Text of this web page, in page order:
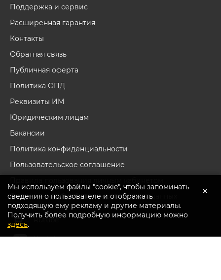
Перейти в каталог
Поддержка и сервис
Расширенная гарантия
Контакты
Обратная связь
Публичная оферта
Политика ОПД
Реквизиты ИМ
Юридическим лицам
Вакансии
Политика конфиденциальности
Пользовательское соглашение
Согласие на обработку персональных данных
Rutube
Youtube
Мы используем файлы "cookie", чтобы запоминать
сведения о пользователе и отображать
подходящую ему рекламу и другие материалы.
Получить более подробную информацию можно
здесь.
×